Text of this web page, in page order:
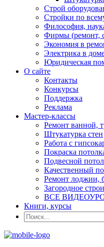
Строй
Стройки по
Философия,
Фирмы (ремонт,
Экономия в
Электрика в
Юридическая
О сайте
Контакты
Конкурсы
Поддержка
Реклама
Мастер-классы
Ремонт ванной,
Штукатурка стен
Работа с
Покраска
Подвесной
Качественный
Ремонт лоджии,
Загородное
ВСЕ
Книги, курсы